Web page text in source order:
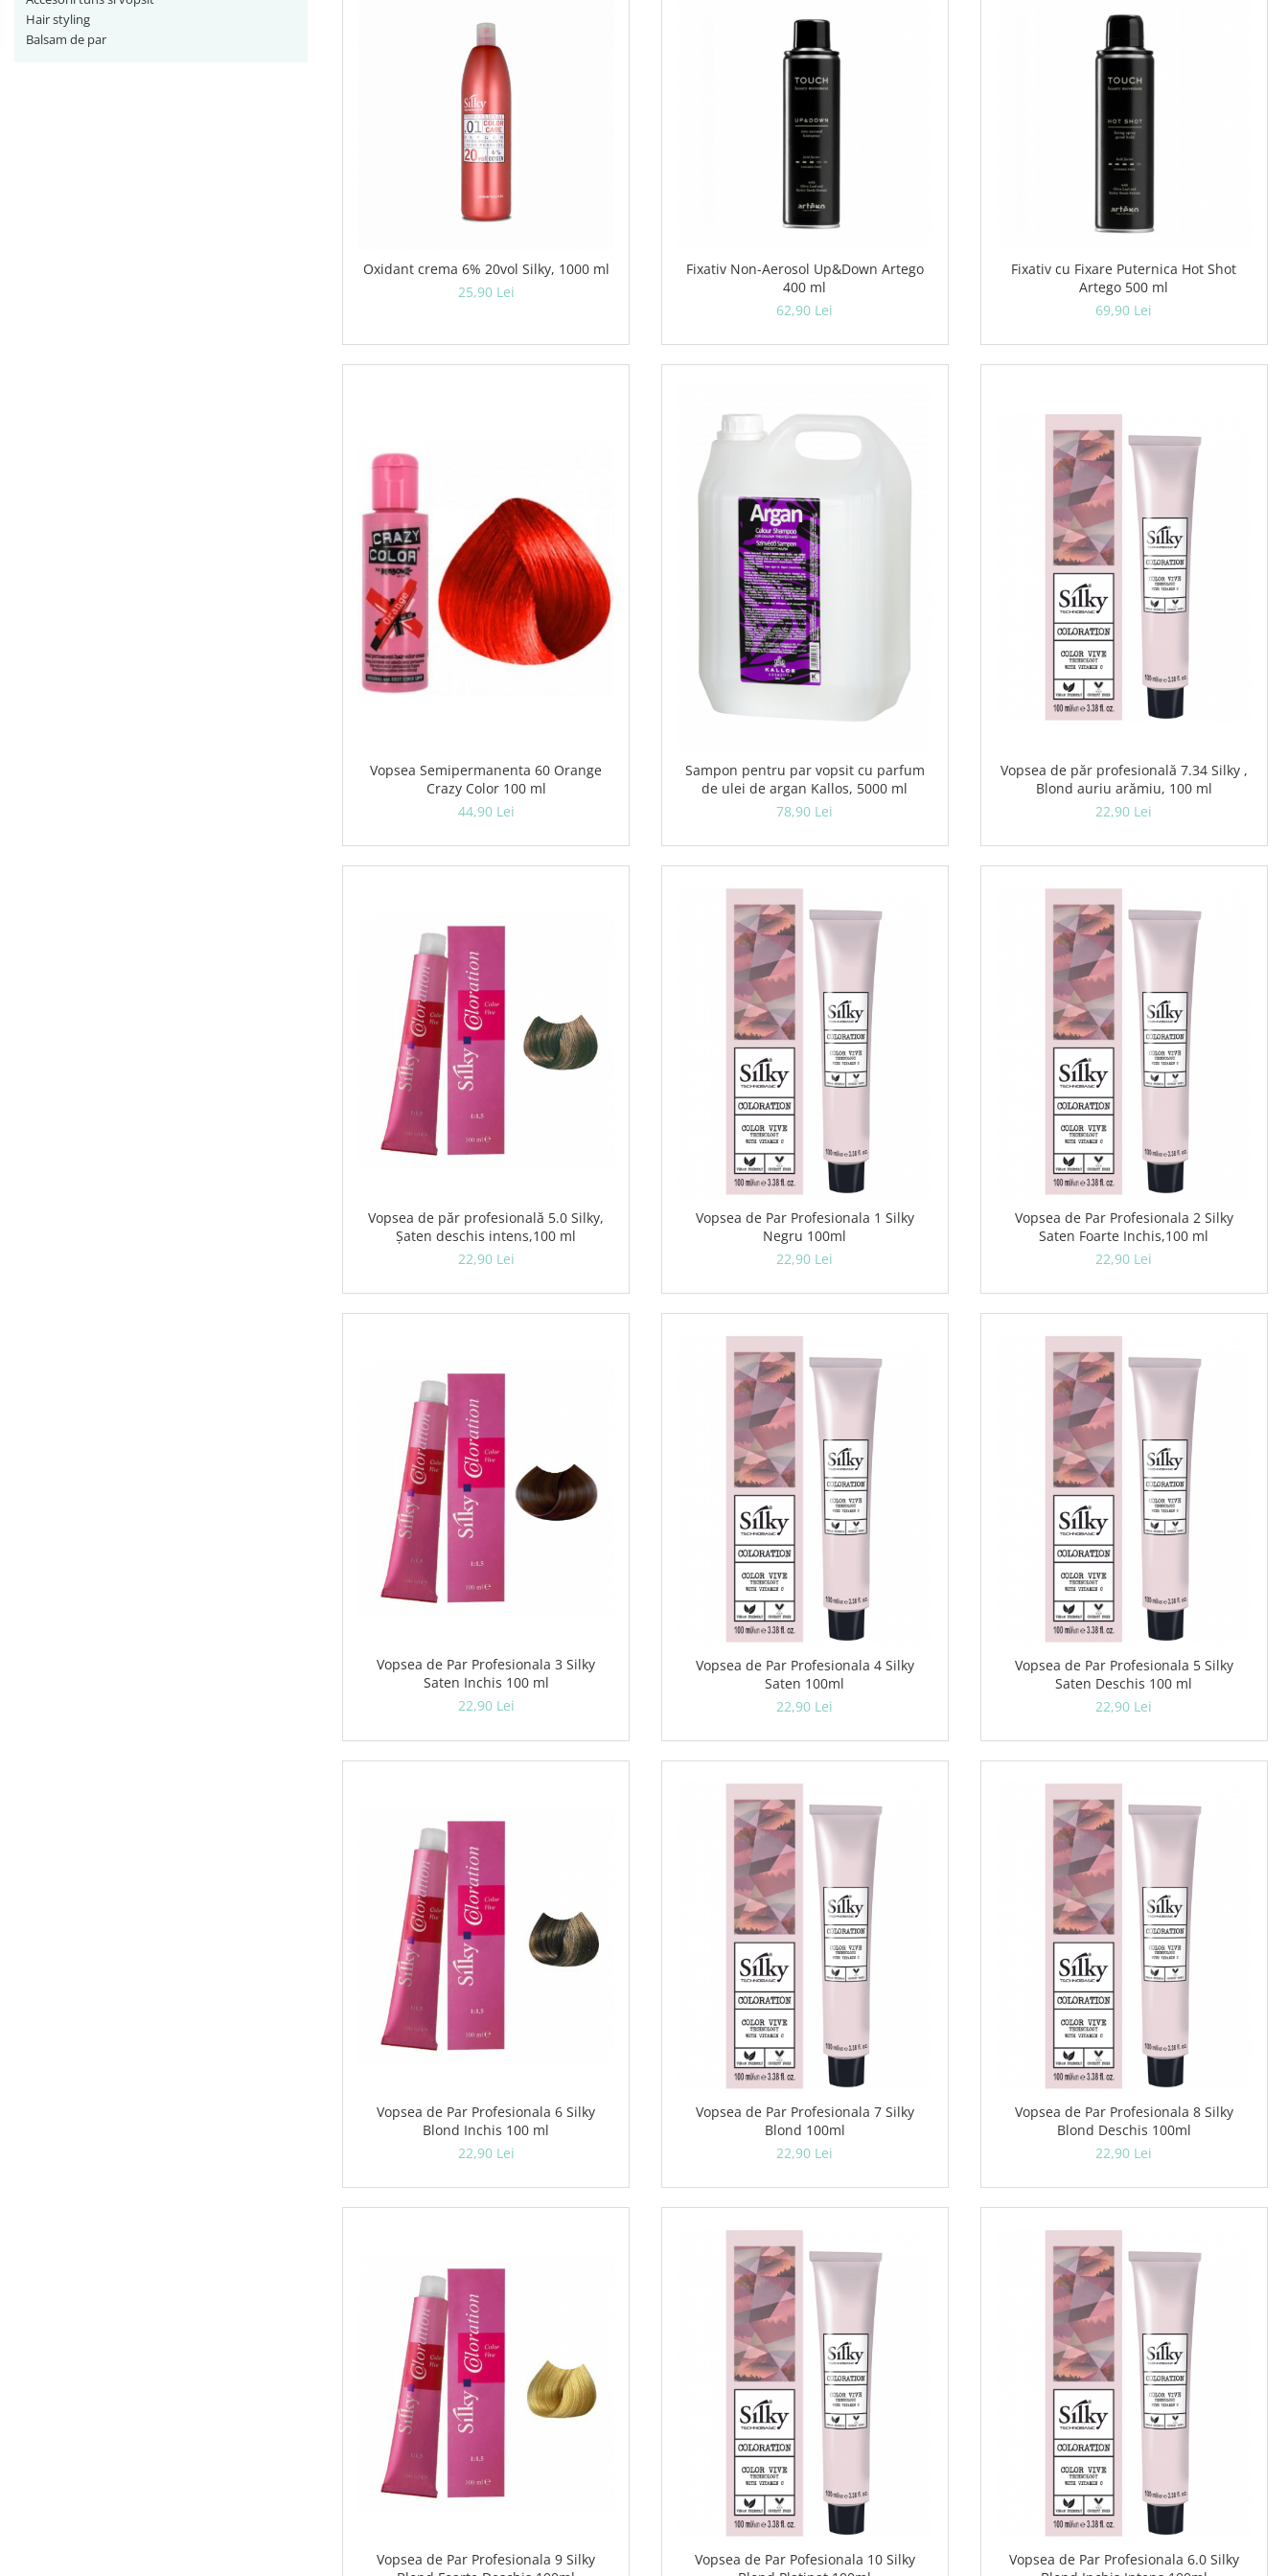
Ceara de par si gel
Accesorii par
Hair styling
Balsam de par
Oxidant crema 6% 20vol Silky, 1000 ml
25,90 Lei
Fixativ Non-Aerosol Up&Down Artego
400 ml
62,90 Lei
Fixativ cu Fixare Puternica Hot Shot
Artego 500 ml
69,90 Lei
Vopsea Semipermanenta 60 Orange
Crazy Color 100 ml
44,90 Lei
Sampon pentru par vopsit cu parfum
de ulei de argan Kallos, 5000 ml
78,90 Lei
Vopsea de păr profesională 7.34 Silky ,
Blond auriu arămiu, 100 ml
22,90 Lei
Vopsea de păr profesională 5.0 Silky,
Șaten deschis intens,100 ml
22,90 Lei
Vopsea de Par Profesionala 1 Silky
Negru 100ml
22,90 Lei
Vopsea de Par Profesionala 2 Silky
Saten Foarte Inchis,100 ml
22,90 Lei
Vopsea de Par Profesionala 3 Silky
Saten Inchis 100 ml
22,90 Lei
Vopsea de Par Profesionala 4 Silky
Saten 100ml
22,90 Lei
Vopsea de Par Profesionala 5 Silky
Saten Deschis 100 ml
22,90 Lei
Vopsea de Par Profesionala 6 Silky
Blond Inchis 100 ml
22,90 Lei
Vopsea de Par Profesionala 7 Silky
Blond 100ml
22,90 Lei
Vopsea de Par Profesionala 8 Silky
Blond Deschis 100ml
22,90 Lei
Vopsea de Par Profesionala 9 Silky
Vopsea de Par Pofesionala 10 Silky
Vopsea de Par Profesionala 6.0 Silky